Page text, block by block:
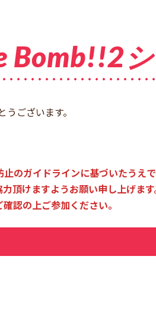
Bomb!!2
ございます。
のガイドラインに基づいたうえ
頂けますようお願い申し上げま
確認の上ご参加ください。